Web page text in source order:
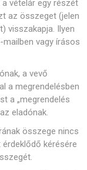
vételár egy részét
az összeget (jelen
visszakapja. Ilyen
vagy írásos
a vevő
a megrendelésben
a „megrendelés
eladónak.
összege nincs
kérésére